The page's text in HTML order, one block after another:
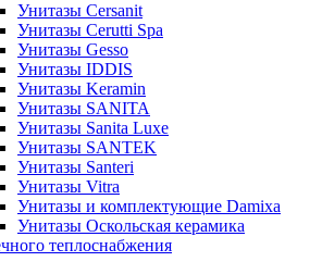
Унитазы Cersanit
Унитазы Cerutti Spa
Унитазы Gesso
Унитазы IDDIS
Унитазы Keramin
Унитазы SANITA
Унитазы Sanita Luxe
Унитазы SANTEK
Унитазы Santeri
Унитазы Vitra
Унитазы и комплектующие Damixa
Унитазы Оскольская керамика
теплоснабжения